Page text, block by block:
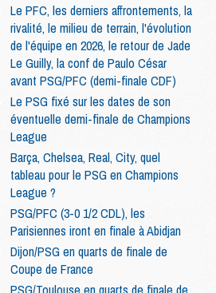
Le PFC, les derniers affrontements, la
rivalité, le milieu de terrain, l'évolution
de l'équipe en 2026, le retour de Jade
Le Guilly, la conf de Paulo César
avant PSG/PFC (demi-finale CDF)
Le PSG fixé sur les dates de son
éventuelle demi-finale de Champions
League
Barça, Chelsea, Real, City, quel
tableau pour le PSG en Champions
League ?
PSG/PFC (3-0 1/2 CDL), les
Parisiennes iront en finale à Abidjan
Dijon/PSG en quarts de finale de
Coupe de France